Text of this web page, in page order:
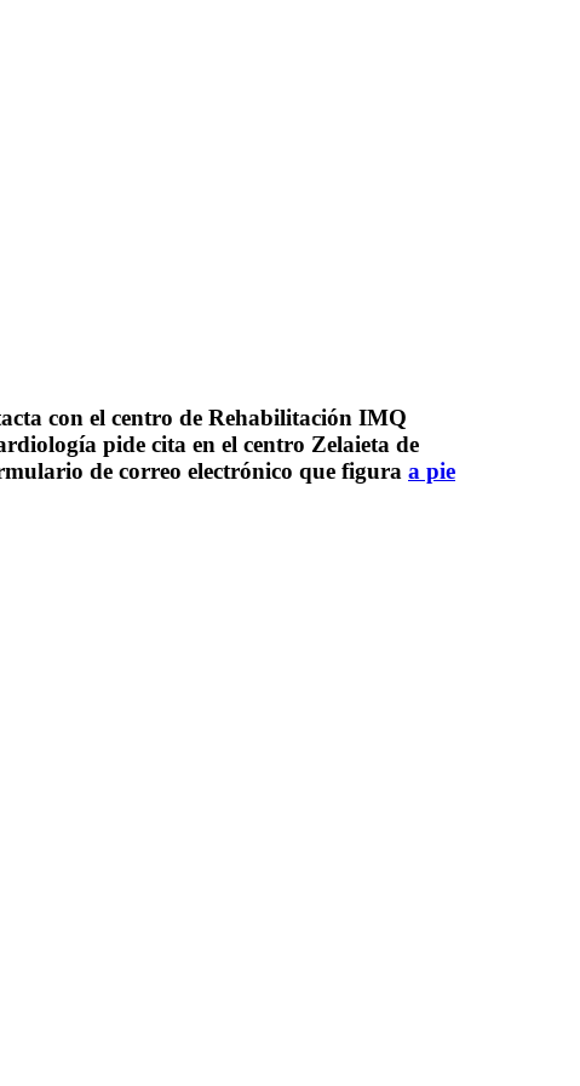
con el centro de Rehabilitación IMQ
pide cita en el centro Zelaieta de
de correo electrónico que figura a pie